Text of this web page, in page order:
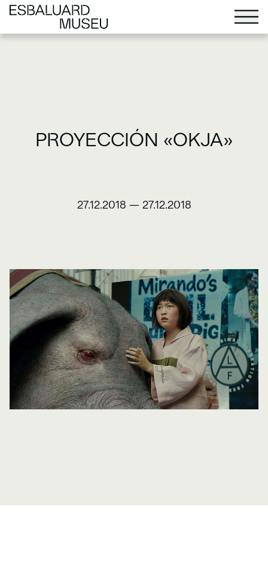
PROYECCIÓN «OKJA»
27.12.2018 — 27.12.2018